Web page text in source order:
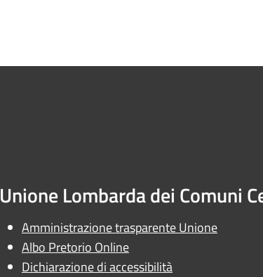
Unione Lombarda dei Comuni
Amministrazione trasparente Unione
Albo Pretorio Online
Dichiarazione di accessibilità